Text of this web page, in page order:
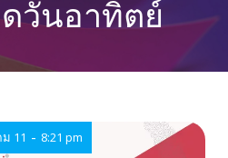
วันอาทิตย์
11 - 8:21 pm